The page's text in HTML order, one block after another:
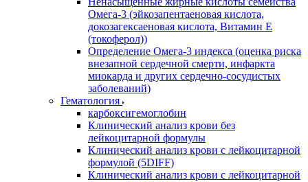
Омега-3 (эйкозапентаеновая кислота,
докозагексаеновая кислота, Витамин E
(токоферол))
Определение Омега-3 индекса (оценка риска
внезапной сердечной смерти, инфаркта
миокарда и других сердечно-сосудистых
заболеваний)
Гематология
карбоксигемоглобин
Клинический анализ крови без
лейкоцитарной формулы
Клинический анализ крови с лейкоцитарной
формулой (5DIFF)
Клинический анализ крови с лейкоцитарной